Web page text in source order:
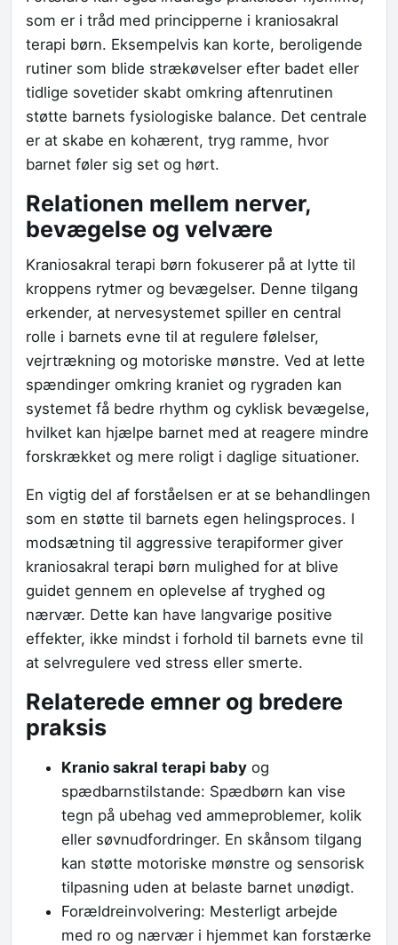
som er i tråd med principperne i kraniosakral
terapi børn. Eksempelvis kan korte, beroligende
rutiner som blide strækøvelser efter badet eller
tidlige sovetider skabt omkring aftenrutinen
støtte barnets fysiologiske balance. Det centrale
er at skabe en kohærent, tryg ramme, hvor
barnet føler sig set og hørt.
Relationen mellem nerver,
bevægelse og velvære
Kraniosakral terapi børn fokuserer på at lytte til
kroppens rytmer og bevægelser. Denne tilgang
erkender, at nervesystemet spiller en central
rolle i barnets evne til at regulere følelser,
vejrtrækning og motoriske mønstre. Ved at lette
spændinger omkring kraniet og rygraden kan
systemet få bedre rhythm og cyklisk bevægelse,
hvilket kan hjælpe barnet med at reagere mindre
forskrækket og mere roligt i daglige situationer.
En vigtig del af forståelsen er at se behandlingen
som en støtte til barnets egen helingsproces. I
modsætning til aggressive terapiformer giver
kraniosakral terapi børn mulighed for at blive
guidet gennem en oplevelse af tryghed og
nærvær. Dette kan have langvarige positive
effekter, ikke mindst i forhold til barnets evne til
at selvregulere ved stress eller smerte.
Relaterede emner og bredere
praksis
Kranio sakral terapi baby og
spædbarnstilstande: Spædbørn kan vise
tegn på ubehag ved ammeproblemer, kolik
eller søvnudfordringer. En skånsom tilgang
kan støtte motoriske mønstre og sensorisk
tilpasning uden at belaste barnet unødigt.
Forældreinvolvering: Mesterligt arbejde
med ro og nærvær i hjemmet kan forstærke